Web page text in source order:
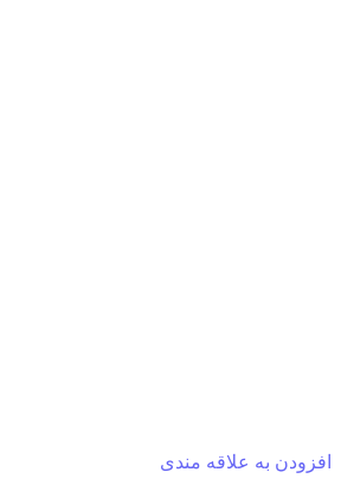
افزودن به علاقه مندی